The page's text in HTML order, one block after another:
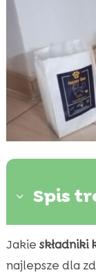
3 Spis

Dlaczego
składniki
Jakie składniki
najlepsze dla